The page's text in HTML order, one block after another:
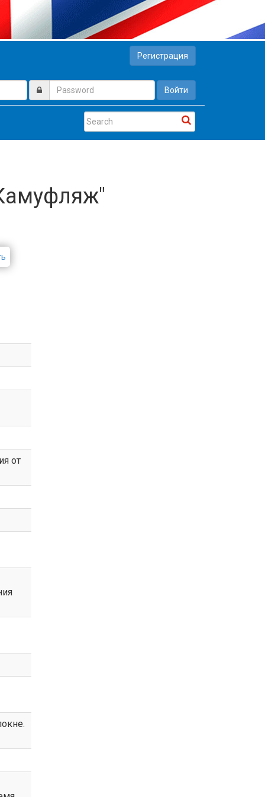
Регистрация
Войти
от